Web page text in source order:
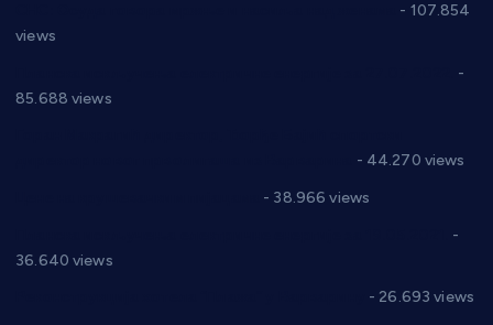
- 107.854
views
-
85.688 views
- 44.270 views
- 38.966 views
-
36.640 views
- 26.693 views